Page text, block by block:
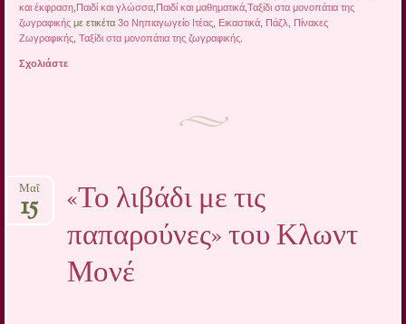
και έκφραση Παιδί και γλώσσα Παιδί και μαθηματικά ,Ταξίδι στα μονοπάτια της
ζωγραφικής με ετικέτα3ο Νηπιαγωγείο Ιτέας Εικαστικά Πάζλ
Πίνακες
Ζωγραφικής ,Ταξίδι στα μονοπάτια της ζωγραφικής
Σχολιάστε
«Το λιβάδι με τις
παπαρούνες» του Κλωντ
Μονέ
Μαΐ
15